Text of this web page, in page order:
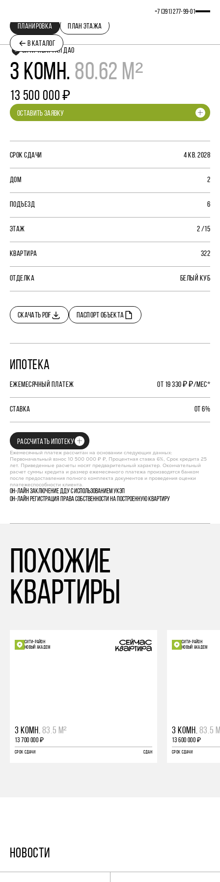
+7 (391) 277‒99‒01
В КАТАЛОГ
ПЛАНИРОВКА ПЛАН ЭТАЖА
СИТИ-КВАРТАЛ ДАО
3 КОМН. 80.62 М²
13 500 000 ₽
ОСТАВИТЬ ЗАЯВКУ
СРОК СДАЧИ 4 КВ. 2028
ДОМ 2
ПОДЪЕЗД 6
ЭТАЖ 2 /15
КВАРТИРА 322
ОТДЕЛКА БЕЛЫЙ КУБ
СКАЧАТЬ PDF ПАСПОРТ ОБЪЕКТА
ИПОТЕКА
ЕЖЕМЕСЯЧНЫЙ ПЛАТЕЖ ОТ 19 330 ₽ ₽/МЕС*
СТАВКА ОТ 6%
РАССЧИТАТЬ ИПОТЕКУ
Ежемесячный платеж рассчитан на основании следующих данных:
Первоначальный взнос 10 500 000 ₽ ₽, Процентная ставка 6%, Срок кредита 25
лет. Приведенные расчеты носят предварительный характер. Окончательный
расчет суммы кредита и размер ежемесячного платежа производятся банком
после предоставления полного комплекта документов и проведения оценки
платежеспособности клиента.
Он-лайн заключение ДДУ с использованием УКЭП
Он-лайн регистрация права собственности на построенную квартиру
похожие
квартиры
СИТИ-РАЙОН
НОВЫЙ АКАДЕМ
3 КОМН. 83.5 М²
13 700 000 ₽
СРОК СДАЧИ СДАН
СИТИ-РАЙОН
НОВЫЙ АКАДЕМ
3 КОМН. 83.5
13 600 000 ₽
СРОК СДАЧИ
НОВОСТИ